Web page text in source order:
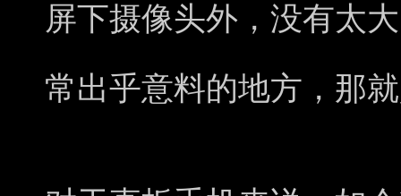
屏下摄像头外，没有太
常出乎意料的地方，那